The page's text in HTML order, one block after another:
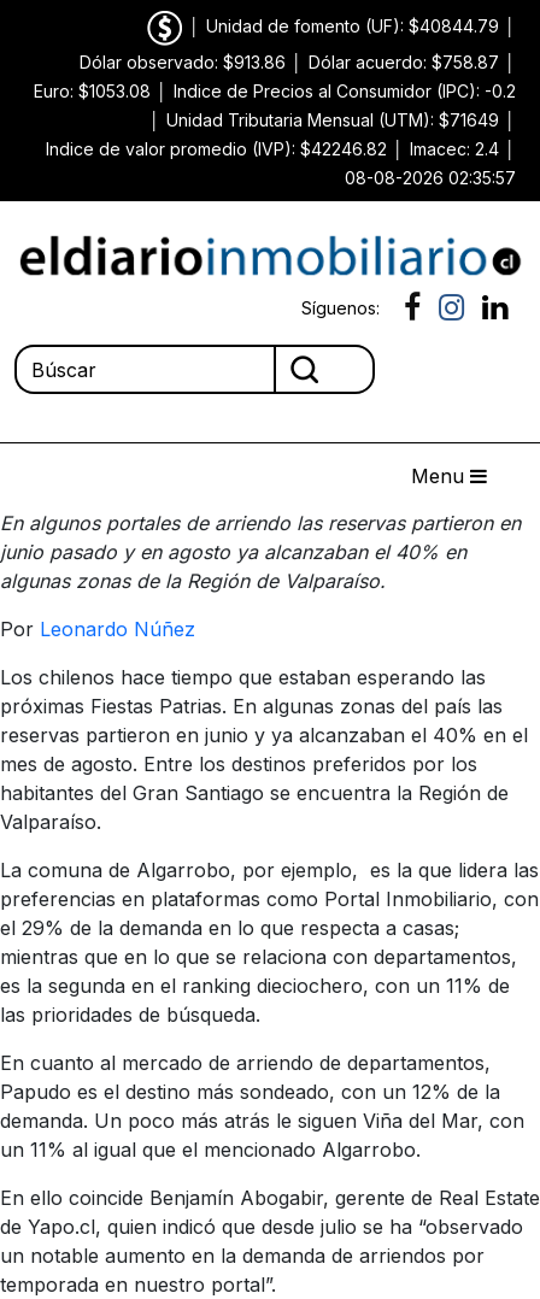
Unidad de fomento (UF): $40844.79
Dólar observado: $913.86
Dólar acuerdo: $758.87
Euro: $1053.08
Indice de Precios al Consumidor (IPC): -0.2
Unidad Tributaria Mensual (UTM): $71649
Indice de valor promedio (IVP): $42246.82
Imacec: 2.4
08-08-2026 02:35:57
Síguenos:
Menu
En algunos portales de arriendo las reservas partieron en
junio pasado y en agosto ya alcanzaban el 40% en
algunas zonas de la Región de Valparaíso.
Por Leonardo Núñez
Los chilenos hace tiempo que estaban esperando las
próximas Fiestas Patrias. En algunas zonas del país las
reservas partieron en junio y ya alcanzaban el 40% en el
mes de agosto. Entre los destinos preferidos por los
habitantes del Gran Santiago se encuentra la Región de
Valparaíso.
La comuna de Algarrobo, por ejemplo, es la que lidera las
preferencias en plataformas como Portal Inmobiliario, con
el 29% de la demanda en lo que respecta a casas;
mientras que en lo que se relaciona con departamentos,
es la segunda en el ranking dieciochero, con un 11% de
las prioridades de búsqueda.
En cuanto al mercado de arriendo de departamentos,
Papudo es el destino más sondeado, con un 12% de la
demanda. Un poco más atrás le siguen Viña del Mar, con
un 11% al igual que el mencionado Algarrobo.
En ello coincide Benjamín Abogabir, gerente de Real Estate
de Yapo.cl, quien indicó que desde julio se ha “observado
un notable aumento en la demanda de arriendos por
temporada en nuestro portal”.